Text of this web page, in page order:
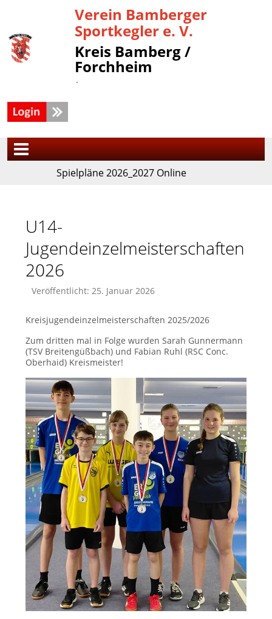
Verein Bamberger
Sportkegler e. V.
Kreis Bamberg /
Forchheim
´
Spielpläne 2026_2027 Online
U14-
Jugendeinzelmeisterschaften
2026
Veröffentlicht: 25. Januar 2026
Kreisjugendeinzelmeisterschaften 2025/2026
Zum dritten mal in Folge wurden Sarah Gunnermann
(TSV Breitengüßbach) und Fabian Ruhl (RSC Conc.
Oberhaid) Kreismeister!